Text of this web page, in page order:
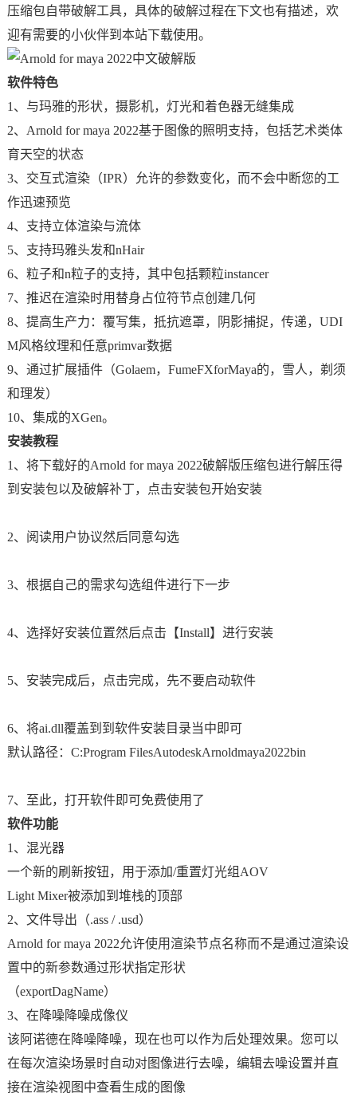
压缩包自带破解工具，具体的破解过程在下文也有描述，欢
迎有需要的小伙伴到本站下载使用。
软件特色
1、与玛雅的形状，摄影机，灯光和着色器无缝集成
2、Arnold for maya 2022基于图像的照明支持，包括艺术类体
育天空的状态
3、交互式渲染（IPR）允许的参数变化，而不会中断您的工
作迅速预览
4、支持立体渲染与流体
5、支持玛雅头发和nHair
6、粒子和n粒子的支持，其中包括颗粒instancer
7、推迟在渲染时用替身占位符节点创建几何
8、提高生产力：覆写集，抵抗遮罩，阴影捕捉，传递，UDI
M风格纹理和任意primvar数据
9、通过扩展插件（Golaem，FumeFXforMaya的，雪人，剃须
和理发）
10、集成的XGen。
安装教程
1、将下载好的Arnold for maya 2022破解版压缩包进行解压得
到安装包以及破解补丁，点击安装包开始安装
2、阅读用户协议然后同意勾选
3、根据自己的需求勾选组件进行下一步
4、选择好安装位置然后点击【Install】进行安装
5、安装完成后，点击完成，先不要启动软件
6、将ai.dll覆盖到到软件安装目录当中即可
默认路径：C:Program FilesAutodeskArnoldmaya2022bin
7、至此，打开软件即可免费使用了
软件功能
1、混光器
一个新的刷新按钮，用于添加/重置灯光组AOV
Light Mixer被添加到堆栈的顶部
2、文件导出（.ass / .usd）
Arnold for maya 2022允许使用渲染节点名称而不是通过渲染设
置中的新参数通过形状指定形状
（exportDagName）
3、在降噪降噪成像仪
该阿诺德在降噪降噪，现在也可以作为后处理效果。您可以
在每次渲染场景时自动对图像进行去噪，编辑去噪设置并直
接在渲染视图中查看生成的图像